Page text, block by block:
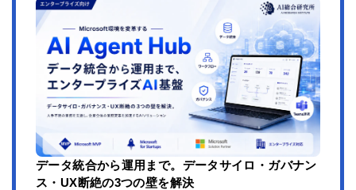
データ統合から運用まで。データサイロ・ガバナン
ス・UX断絶の3つの壁を解決